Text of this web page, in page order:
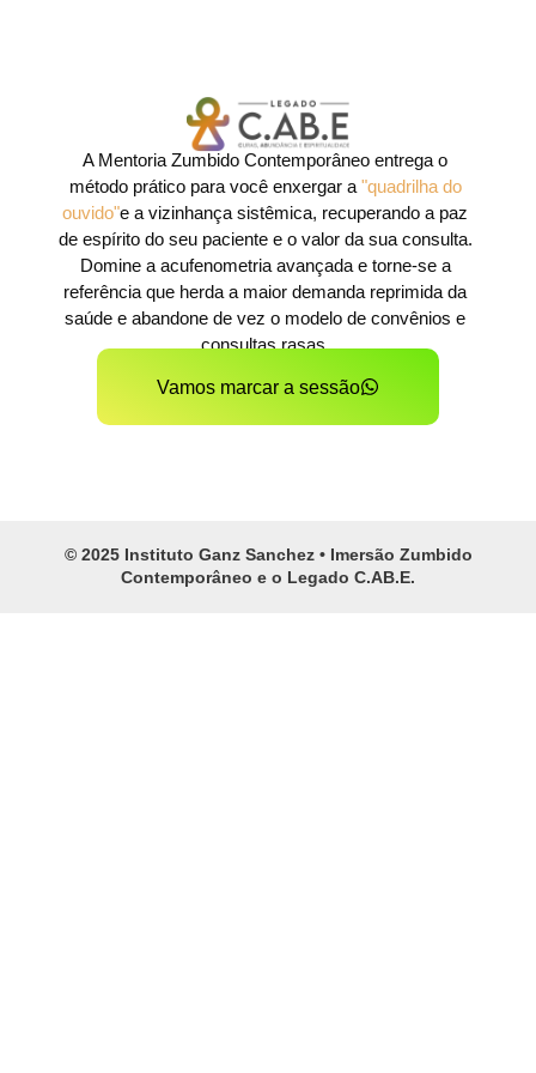
A Mentoria Zumbido Contemporâneo entrega o
método prático para você enxergar a "quadrilha do
ouvido"e a vizinhança sistêmica, recuperando a paz
de espírito do seu paciente e o valor da sua consulta.
Domine a acufenometria avançada e torne-se a
referência que herda a maior demanda reprimida da
saúde e abandone de vez o modelo de convênios e
consultas rasas.
Vamos marcar a sessão
© 2025 Instituto Ganz Sanchez • Imersão Zumbido
Contemporâneo e o Legado C.AB.E.